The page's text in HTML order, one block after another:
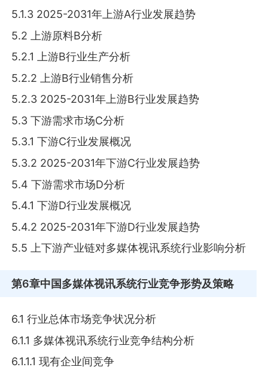
5.1.3 2025-2031年上游A行业发展趋势
5.2 上游原料B分析
5.2.1 上游B行业生产分析
5.2.2 上游B行业销售分析
5.2.3 2025-2031年上游B行业发展趋势
5.3 下游需求市场C分析
5.3.1 下游C行业发展概况
5.3.2 2025-2031年下游C行业发展趋势
5.4 下游需求市场D分析
5.4.1 下游D行业发展概况
5.4.2 2025-2031年下游D行业发展趋势
5.5 上下游产业链对多媒体视讯系统行业影响分析
第6章中国多媒体视讯系统行业竞争形势及策略
6.1 行业总体市场竞争状况分析
6.1.1 多媒体视讯系统行业竞争结构分析
6.1.1.1 现有企业间竞争